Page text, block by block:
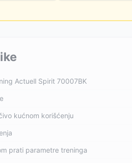
Actuell Spirit 70007BK
kućnom korišćenju
prati parametre treninga